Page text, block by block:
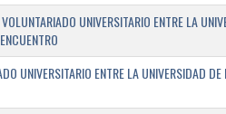
UNIVERSITARIO ENTRE LA
UNIVERSITARIO ENTRE LA UNIVERSIDAD